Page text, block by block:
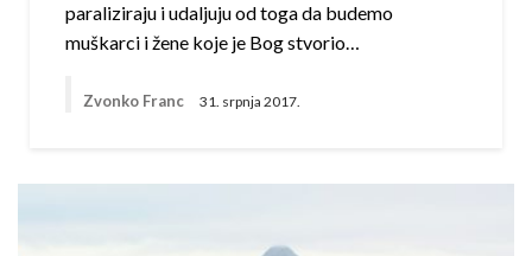
paraliziraju i udaljuju od toga da budemo
muškarci i žene koje je Bog stvorio…
Zvonko Franc 31. srpnja 2017.